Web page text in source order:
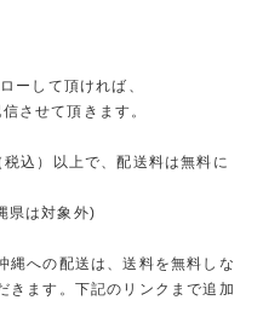
して頂ければ、
させて頂きます。
込）以上で、配送料は無料に
県は対象外)
への配送は、送料を無料しな
きます。下記のリンクまで追加